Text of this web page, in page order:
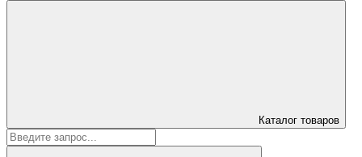
Каталог товаров